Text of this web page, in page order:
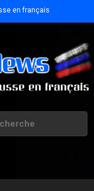
en français